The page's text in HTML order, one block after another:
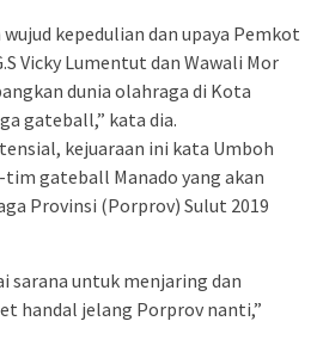
kepedulian dan upaya Pemkot
Vicky Lumentut dan Wawali Mor
dunia olahraga di Kota
gateball,” kata dia.
kejuaraan ini kata Umboh
gateball Manado yang akan
Provinsi (Porprov) Sulut 2019
sarana untuk menjaring dan
handal jelang Porprov nanti,”